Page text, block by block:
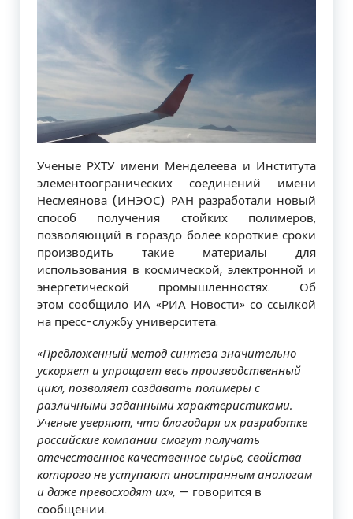
Ученые РХТУ имени Менделеева и Института
элементоогранических соединений имени
Несмеянова (ИНЭОС) РАН разработали новый
способ получения стойких полимеров,
позволяющий в гораздо более короткие сроки
производить такие материалы для
использования в космической, электронной и
энергетической промышленностях. Об
этом сообщило ИА «РИА Новости» со ссылкой
на пресс-службу университета.
«Предложенный метод синтеза значительно
ускоряет и упрощает весь производственный
цикл, позволяет создавать полимеры с
различными заданными характеристиками.
Ученые уверяют, что благодаря их разработке
российские компании смогут получать
отечественное качественное сырье, свойства
которого не уступают иностранным аналогам
и даже превосходят их», — говорится в
сообщении.